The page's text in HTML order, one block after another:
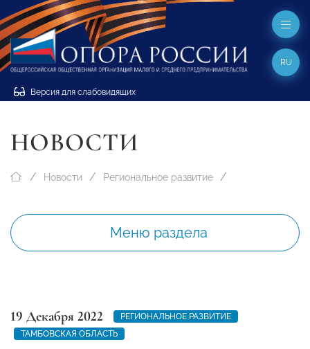
Версия для слабовидящих
RU
НОВОСТИ
Новости Региональное развитие
Меню раздела
19 Декабря 2022
РЕГИОНАЛЬНОЕ РАЗВИТИЕ
ТАМБОВСКАЯ ОБЛАСТЬ